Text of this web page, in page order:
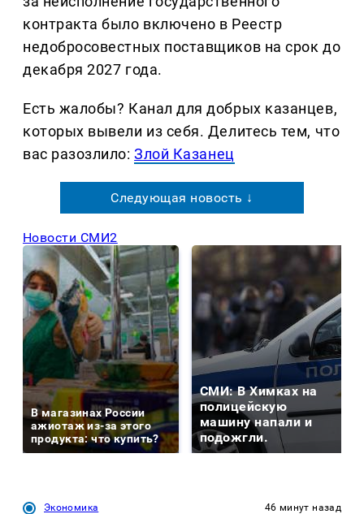
контракта было включено в Реестр
недобросовестных поставщиков на срок до
декабря 2027 года.
Есть жалобы? Канал для добрых казанцев,
которых вывели из себя. Делитеcь тем, что
вас разозлило:Злой Казанец
Следующая новость ↓
Новости СМИ2
В магазинах России
ажиотаж из-за этого
продукта: что купить?
СМИ: В Химках на
полицейскую
машину напали и
подожгли.
Экономика 46 минут назад